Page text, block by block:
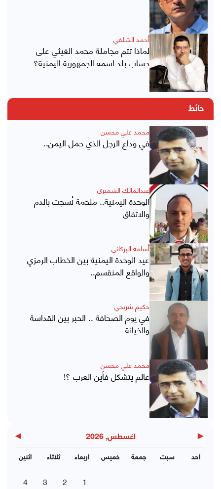
أحمد الشلفي
لماذا تتم مجاملة محمد الغيثي على
حساب بلد اسمه الجمهورية اليمنية؟
حائط
محمد علي محسن
في وداع الرجل الذي حمل اليمن..
عبدالمالك الشميري
الوحدة اليمنية.. ملحمة نُسجت بالدم
والاتفاق
أسامة البركاني
عيد الوحدة اليمنية بين الخطاب الرمزي
والواقع المنقسم..
حكيم شريحي
في يوم الصحافة .. الحبر بين القداسة
والخيانة
محمد علي محسن
عالم يتشكل فأين العرب ؟!
◀ اغسطس, 2026 ▶
اثنين ثلاثاء اربعاء خميس جمعة سبت احد
1
2
3
4